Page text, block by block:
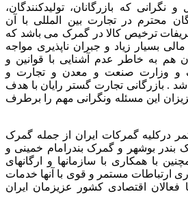
که بازرگانان، تولیدکنندگان،
محترم در تجارت بین المللی با آن
ترخیص کالا در گمرک می باشد که
بسیار زیاد و جبران ناپذیری مواجه
هم به خاطر عدم آشنایی با قوانین و
و وزارت صنعت و معدن و تجارت و
. بازرگانی تجارت گستر رایان با هدف
این مسئله ونگرانی مهم را برطرف
درکلیه گمرکات ایران از جمله گمرک
بندر بوشهر و گمرک بندرامام خمینی و
با همکاری با سازمانها و ارگانهای
ارتباطات مستمر و قوی با آنها خدمات
فعالان اقتصادی کشور عزیزمان ایران